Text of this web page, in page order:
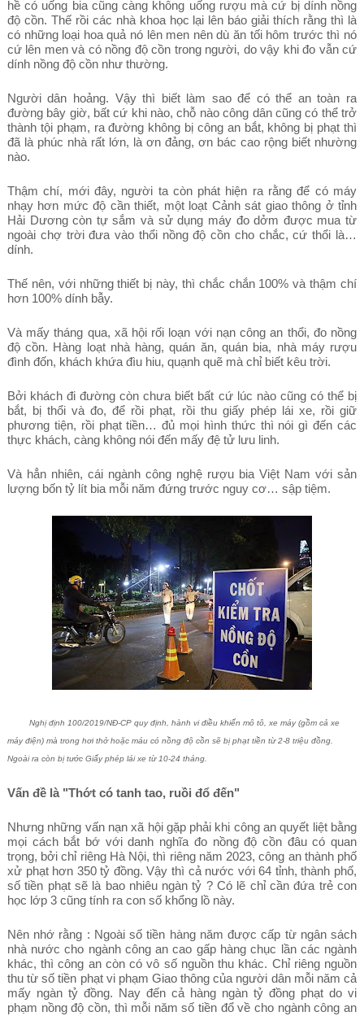
hề có uống bia cũng càng không uống rượu mà cứ bị dính nồng
độ cồn. Thế rồi các nhà khoa học lại lên báo giải thích rằng thì là
có những loại hoa quả nó lên men nên dù ăn tối hôm trước thì nó
cứ lên men và có nồng độ cồn trong người, do vậy khi đo vẫn cứ
dính nồng độ cồn như thường.
Người dân hoảng. Vậy thì biết làm sao để có thể an toàn ra
đường bây giờ, bất cứ khi nào, chỗ nào công dân cũng có thể trở
thành tội phạm, ra đường không bị công an bắt, không bị phạt thì
đã là phúc nhà rất lớn, là ơn đảng, ơn bác cao rộng biết nhường
nào.
Thậm chí, mới đây, người ta còn phát hiện ra rằng để có máy
nhạy hơn mức độ cần thiết, một loạt Cảnh sát giao thông ở tỉnh
Hải Dương còn tự sắm và sử dụng máy đo dởm được mua từ
ngoài chợ trời đưa vào thổi nồng độ cồn cho chắc, cứ thổi là…
dính.
Thế nên, với những thiết bị này, thì chắc chắn 100% và thậm chí
hơn 100% dính bẫy.
Và mấy tháng qua, xã hội rối loạn với nạn công an thổi, đo nồng
độ cồn. Hàng loạt nhà hàng, quán ăn, quán bia, nhà máy rượu
đình đốn, khách khứa đìu hiu, quạnh quẽ mà chỉ biết kêu trời.
Bởi khách đi đường còn chưa biết bất cứ lúc nào cũng có thể bị
bắt, bị thổi và đo, để rồi phạt, rồi thu giấy phép lái xe, rồi giữ
phương tiện, rồi phạt tiền… đủ mọi hình thức thì nói gì đến các
thực khách, càng không nói đến mấy đệ tử lưu linh.
Và hẳn nhiên, cái ngành công nghệ rượu bia Việt Nam với sản
lượng bốn tỷ lít bia mỗi năm đứng trước nguy cơ… sập tiệm.
Nghị định 100/2019/NĐ-CP quy định, hành vi điều khiển mô tô, xe máy (gồm cả xe
máy điện) mà trong hơi thở hoặc máu có nồng độ cồn sẽ bị phạt tiền từ 2-8 triệu đồng.
Ngoài ra còn bị tước Giấy phép lái xe từ 10-24 tháng.
Vấn đề là "Thớt có tanh tao, ruồi đổ đến"
Nhưng những vấn nạn xã hội gặp phải khi công an quyết liệt bằng
mọi cách bắt bớ với danh nghĩa đo nồng độ cồn đâu có quan
trọng, bởi chỉ riêng Hà Nội, thì riêng năm 2023, công an thành phố
xử phạt hơn 350 tỷ đồng. Vậy thì cả nước với 64 tỉnh, thành phố,
số tiền phạt sẽ là bao nhiêu ngàn tỷ ? Có lẽ chỉ cần đứa trẻ con
học lớp 3 cũng tính ra con số khổng lồ này.
Nên nhớ rằng : Ngoài số tiền hàng năm được cấp từ ngân sách
nhà nước cho ngành công an cao gấp hàng chục lần các ngành
khác, thì công an còn có vô số nguồn thu khác. Chỉ riêng nguồn
thu từ số tiền phạt vi phạm Giao thông của người dân mỗi năm cả
mấy ngàn tỷ đồng. Nay đến cả hàng ngàn tỷ đồng phạt do vi
phạm nồng độ cồn, thì mỗi năm số tiền đổ về cho ngành công an